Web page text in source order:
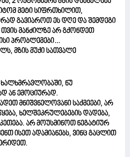
მეტი სიფრთხილით,
გავიაროთ ეს დღე და შემდეგი
მანძილზე არ გქონდეთ
პრობლემები…
მზის მუქი სათვალე
ნუ
ან ემოციურად.
მნიშვნელოვანი საქმეები, არ
ხელშეკრულებების დადება,
არ მოუსმინოთ ნეგატიურ
ისეთ ადამიანებს, ვინც გაცლით